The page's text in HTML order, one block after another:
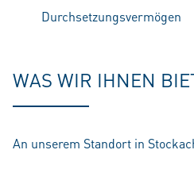
Durchsetzungsvermögen
WAS WIR IHNEN
An unserem Standort in